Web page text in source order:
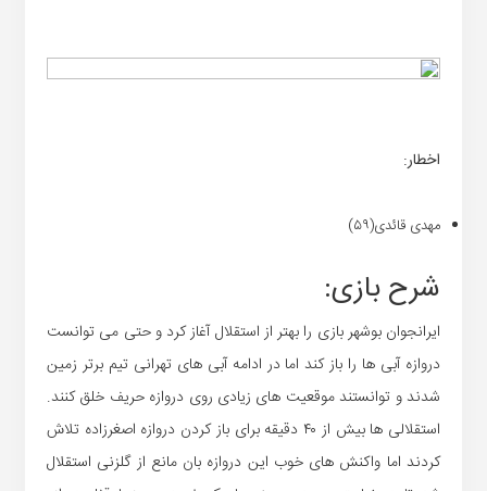
اخطار:
مهدی قائدی(۵۹)
شرح بازی:
ایرانجوان بوشهر بازی را بهتر از استقلال آغاز کرد و حتی می توانست
دروازه آبی ها را باز کند اما در ادامه آبی های تهرانی تیم برتر زمین
شدند و توانستند موقعیت های زیادی روی دروازه حریف خلق کنند.
استقلالی ها بیش از ۴۰ دقیقه برای باز کردن دروازه اصغرزاده تلاش
کردند اما واکنش های خوب این دروازه بان مانع از گلزنی استقلال